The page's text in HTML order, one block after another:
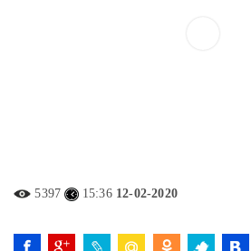
5397 15:36 12-02-2020